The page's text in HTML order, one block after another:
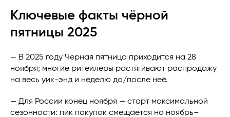
Ключевые факты чёрной
пятницы 2025
— В 2025 году Черная пятница приходится на 28
ноября; многие ритейлеры растягивают распродажу
на весь уик-энд и неделю до/после неё.
— Для России конец ноября — старт максимальной
сезонности: пик покупок смещается на ноябрь–